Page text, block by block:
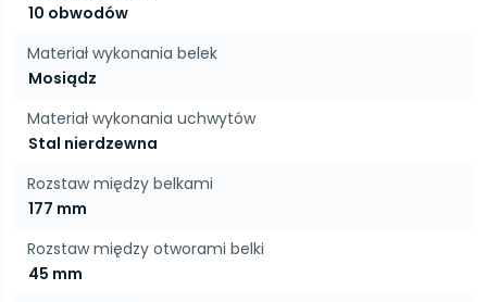
10 obwodów
Materiał wykonania belek
Mosiądz
Materiał wykonania uchwytów
Stal nierdzewna
Rozstaw między belkami
177 mm
Rozstaw między otworami belki
45 mm